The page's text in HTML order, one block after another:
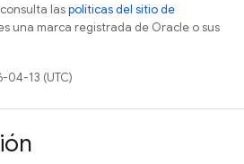
laspolíticas del sitio de
una marca registrada de Oracle o sus
04-13 (UTC)